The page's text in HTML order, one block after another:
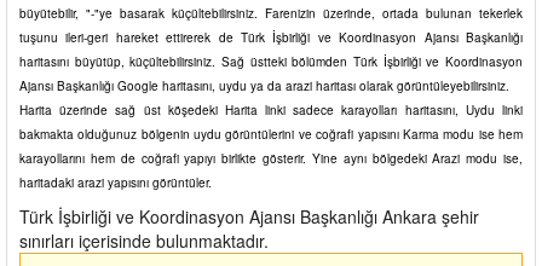
büyütebilir, "-"ye basarak küçültebilirsiniz. Farenizin üzerinde, ortada bulunan tekerlek
tuşunu ileri-geri hareket ettirerek de Türk İşbirliği ve Koordinasyon Ajansı Başkanlığı
haritasını büyütüp, küçültebilirsiniz. Sağ üstteki bölümden Türk İşbirliği ve Koordinasyon
Ajansı Başkanlığı Google haritasını, uydu ya da arazi haritası olarak görüntüleyebilirsiniz.
Harita üzerinde sağ üst köşedeki Harita linki sadece karayolları haritasını, Uydu linki
bakmakta olduğunuz bölgenin uydu görüntülerini ve coğrafi yapısını Karma modu ise hem
karayollarını hem de coğrafi yapıyı birlikte gösterir. Yine aynı bölgedeki Arazi modu ise,
haritadaki arazi yapısını görüntüler.
Türk İşbirliği ve Koordinasyon Ajansı Başkanlığı Ankara şehir
sınırları içerisinde bulunmaktadır.